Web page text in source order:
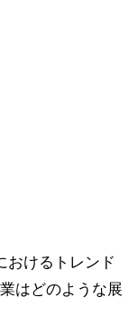
おけるトレンド
はどのような展